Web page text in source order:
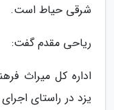
شرقی حیاط است.
ریاحی مقدم گفت:
اداره کل میراث
یزد در راستای